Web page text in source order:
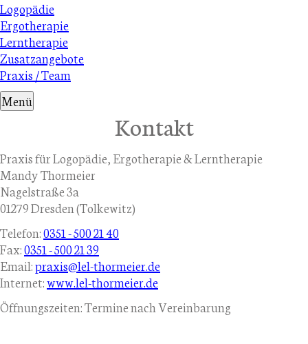
Navigation
überspringen
Logopädie
Ergotherapie
Lerntherapie
Zusatzangebote
Praxis / Team
Menü
Kontakt
Praxis für Logopädie, Ergotherapie & Lerntherapie
Mandy Thormeier
Nagelstraße 3a
01279 Dresden (Tolkewitz)
Telefon:0351 - 500 21 40
Fax:0351 - 500 21 39
Email:praxis@lel-thormeier.de
Internet:www.lel-thormeier.de
Öffnungszeiten: Termine nach Vereinbarung